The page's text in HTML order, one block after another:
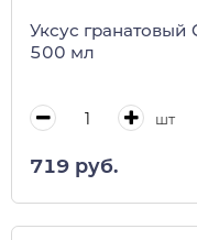
Уксус гранатовый
500 мл
шт
719 руб.